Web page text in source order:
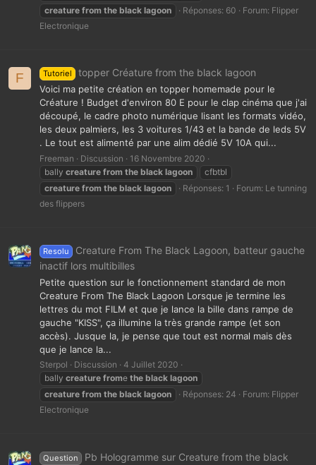
creature from the black lagoon Réponses: 60 Forum: Flipper
Electronique
F Tutoriel topper Créature from the black lagoon
Voici ma petite création en topper homemade pour le
Créature ! Budget d'environ 80 E pour le clap cinéma que j'ai
découpé, le cadre photo numérique lisant les formats vidéo,
les deux palmiers, les 3 voitures 1/43 et la bande de leds 5V
. Le tout est alimenté par une alim dédié 5V 10A qui...
Freeman Discussion
16 Novembre 2020
bally creature from the black lagoon
cfbtbl
creature from the black lagoon Réponses: 1 Forum: Le tunning
des flippers
Resolu
Creature From The Black Lagoon, batteur gauche
inactif lors multibilles
Petite question sur le fonctionnement standard de mon
Creature From The Black Lagoon Lorsque je termine les
lettres du mot FILM et que je lance la bille dans rampe de
gauche "KISS", ça illumine la très grande rampe (et son
accès). Jusque la, je pense que tout est normal mais dès
que je lance la...
Sterpol Discussion
4 Juillet 2020
bally creature frome the black lagoon
creature from the black lagoon Réponses: 24 Forum: Flipper
Electronique
Question
Pb Hologramme sur Creature from the black